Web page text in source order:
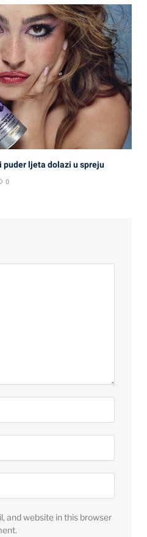
ljeta dolazi u spreju
0
and website in this browser